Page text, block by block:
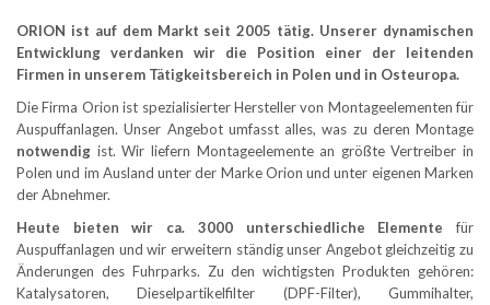
ORION ist auf dem Markt seit 2005 tätig. Unserer dynamischen
Entwicklung verdanken wir die Position einer der leitenden
Firmen in unserem Tätigkeitsbereich in Polen und in Osteuropa.
Die Firma Orion ist spezialisierter Hersteller von Montageelementen für
Auspuffanlagen. Unser Angebot umfasst alles, was zu deren Montage
notwendig ist. Wir liefern Montageelemente an größte Vertreiber in
Polen und im Ausland unter der Marke Orion und unter eigenen Marken
der Abnehmer.
Heute bieten wir ca. 3000 unterschiedliche Elemente für
Auspuffanlagen und wir erweitern ständig unser Angebot gleichzeitig zu
Änderungen des Fuhrparks. Zu den wichtigsten Produkten gehören:
Katalysatoren, Dieselpartikelfilter (DPF-Filter), Gummihalter,